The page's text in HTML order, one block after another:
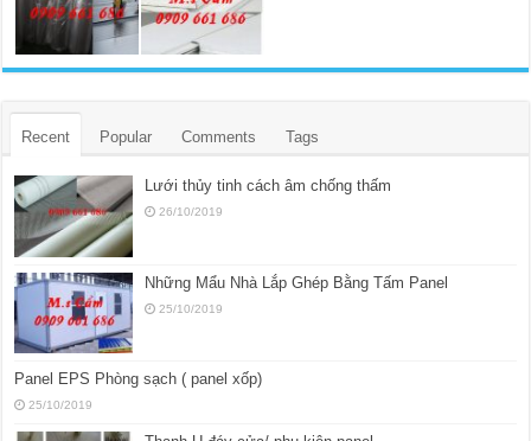
Recent Popular Comments Tags
Lưới thủy tinh cách âm chống thấm
26/10/2019
Những Mẩu Nhà Lắp Ghép Bằng Tấm Panel
25/10/2019
Panel EPS Phòng sạch ( panel xốp)
25/10/2019